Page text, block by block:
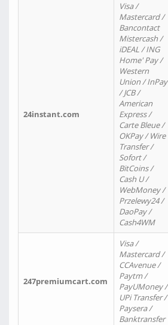
24instant.com
Visa /
Mastercard /
Bancontact
Mistercash /
iDEAL / ING
Home' Pay /
Western
Union / InPay
/ JCB /
American
Express /
Carte Bleue /
OKPay / Wire
Transfer /
Sofort /
BitCoins /
Cash U /
WebMoney /
Przelewy24 /
DaoPay /
Cash4WM
247premiumcart.com
Visa /
Mastercard /
CCAvenue /
Paytm /
PayUMoney /
UPi Transfer /
Paysera /
Banktransfer